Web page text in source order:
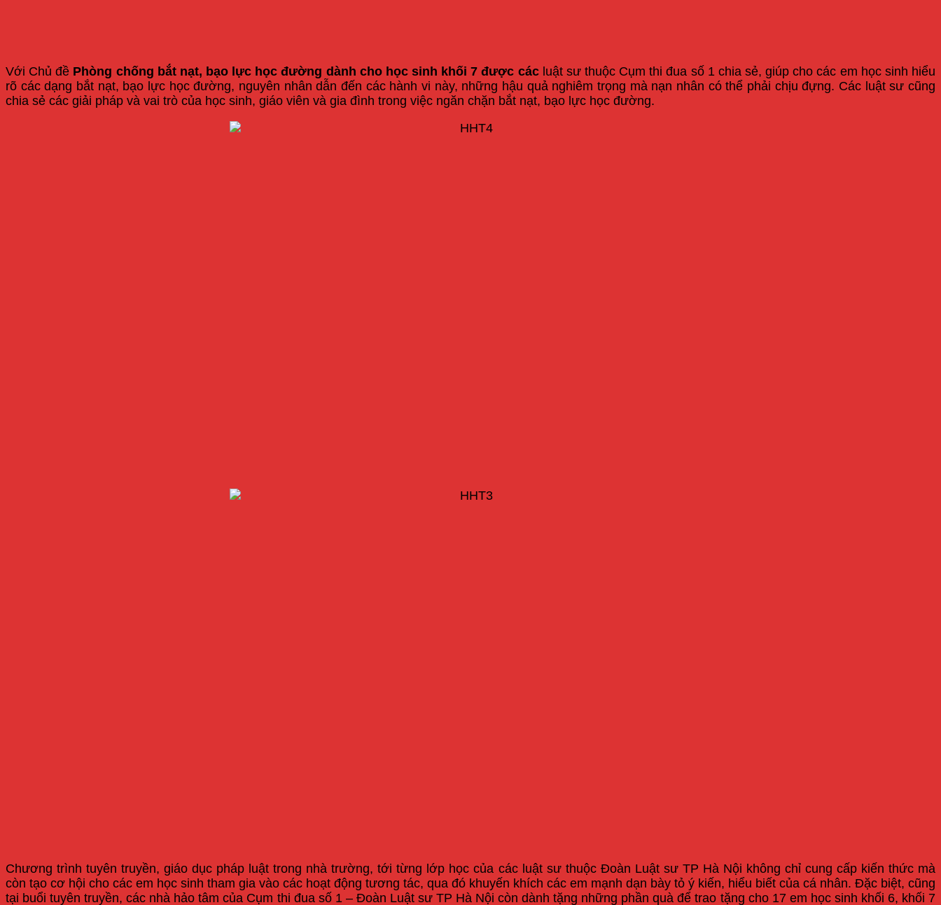
Với Chủ đề Phòng chống bắt nạt, bạo lực học đường dành cho học sinh khối 7 được cácluật sư thuộc Cụm thi đua số 1 chia sẻ, giúp cho các em học sinh hiểu
rõ các dạng bắt nạt, bạo lực học đường, nguyên nhân dẫn đến các hành vi này, những hậu quả nghiêm trọng mà nạn nhân có thể phải chịu đựng. Các luật sư cũng
chia sẻ các giải pháp và vai trò của học sinh, giáo viên và gia đình trong việc ngăn chặn bắt nạt, bạo lực học đường.
Chương trình tuyên truyền, giáo dục pháp luật trong nhà trường, tới từng lớp học của các luật sư thuộc Đoàn Luật sư TP Hà Nội không chỉ cung cấp kiến thức mà
còn tạo cơ hội cho các em học sinh tham gia vào các hoạt động tương tác, qua đó khuyến khích các em mạnh dạn bày tỏ ý kiến, hiểu biết của cá nhân. Đặc biệt, cũng
tại buổi tuyên truyền, các nhà hảo tâm của Cụm thi đua số 1 – Đoàn Luật sư TP Hà Nội còn dành tặng những phần quà để trao tặng cho 17 em học sinh khối 6, khối 7